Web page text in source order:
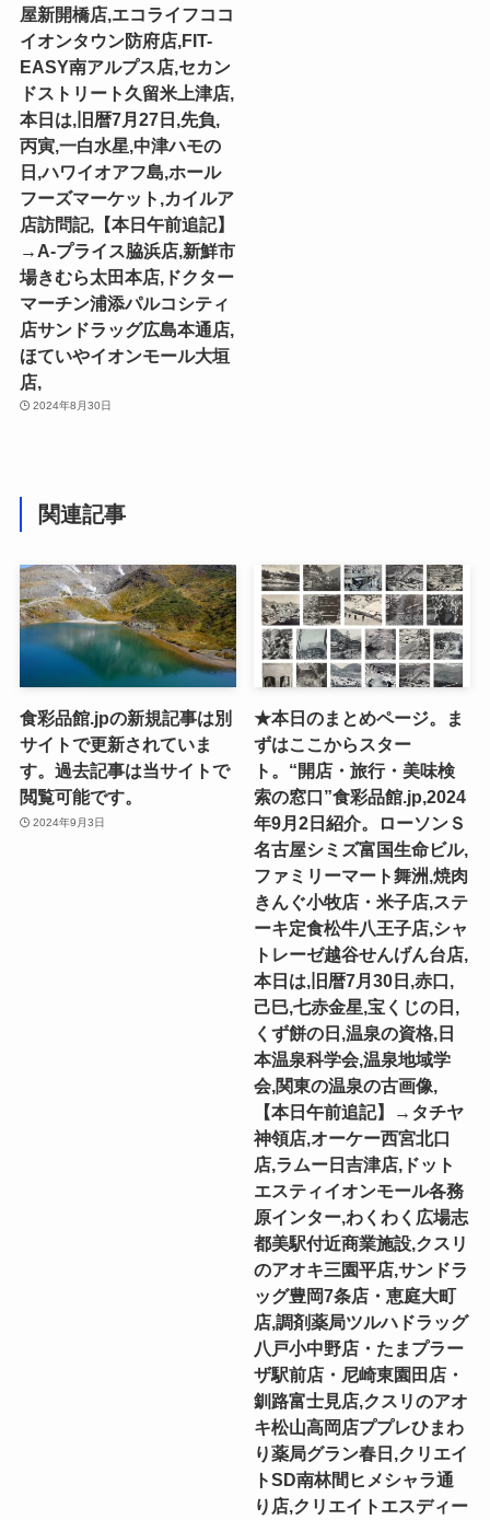
屋新開橋店,エコライフココ
イオンタウン防府店,FIT-
EASY南アルプス店,セカン
ドストリート久留米上津店,
本日は,旧暦7月27日,先負,
丙寅,一白水星,中津ハモの
日,ハワイオアフ島,ホール
フーズマーケット,カイルア
店訪問記,【本日午前追記】
→A-プライス脇浜店,新鮮市
場きむら太田本店,ドクター
マーチン浦添パルコシティ
店サンドラッグ広島本通店,
ほていやイオンモール大垣
店,
2024年8月30日
関連記事
食彩品館.jpの新規記事は別
サイトで更新されていま
す。過去記事は当サイトで
閲覧可能です。
2024年9月3日
★本日のまとめページ。ま
ずはここからスター
ト。“開店・旅行・美味検
索の窓口”食彩品館.jp,2024
年9月2日紹介。ローソンＳ
名古屋シミズ富国生命ビル,
ファミリーマート舞洲,焼肉
きんぐ小牧店・米子店,ステ
ーキ定食松牛八王子店,シャ
トレーゼ越谷せんげん台店,
本日は,旧暦7月30日,赤口,
己巳,七赤金星,宝くじの日,
くず餅の日,温泉の資格,日
本温泉科学会,温泉地域学
会,関東の温泉の古画像,
【本日午前追記】→タチヤ
神領店,オーケー西宮北口
店,ラムー日吉津店,ドット
エスティイオンモール各務
原インター,わくわく広場志
都美駅付近商業施設,クスリ
のアオキ三園平店,サンドラ
ッグ豊岡7条店・恵庭大町
店,調剤薬局ツルハドラッグ
八戸小中野店・たまプラー
ザ駅前店・尼崎東園田店・
釧路富士見店,クスリのアオ
キ松山高岡店ププレひまわ
り薬局グラン春日,クリエイ
トSD南林間ヒメシャラ通
り店,クリエイトエスディー